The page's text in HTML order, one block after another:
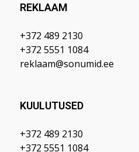
REKLAAM
+372 489 2130
+372 5551 1084
reklaam@sonumid.ee
KUULUTUSED
+372 489 2130
+372 5551 1084